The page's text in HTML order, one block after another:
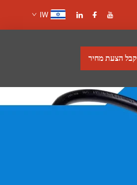
IW
קבל הצעת מחיר